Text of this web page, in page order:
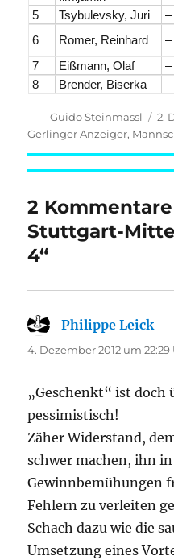
5
Tsybulevsky, Juri –
6
Romer, Reinhard –
7
Eißmann, Olaf –
8
Brender, Biserka –
Autor
Guido Steinmassl
am
2.
Gerlinger Anzeiger,
2
Stuttgart-Mitte
4“
Philippe Leick
4. Dezember 2012 um 22:29
„Geschenkt“ ist doch
pessimistisch!
Zäher Widerstand,
schwer machen, ihn
Gewinnbemühungen
Fehlern zu verleiten
Schach dazu wie die
Umsetzung eines